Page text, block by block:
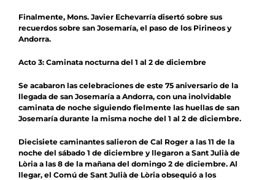
Finalmente, Mons. Javier Echevarría disertó sobre sus
recuerdos sobre san Josemaría, el paso de los Pirineos y
Andorra.
Acto 3: Caminata nocturna del 1 al 2 de diciembre
Se acabaron las celebraciones de este 75 aniversario de la
llegada de san Josemaría a Andorra, con una inolvidable
caminata de noche siguiendo fielmente las huellas de san
Josemaría durante la misma noche del 1 al 2 de diciembre.
Diecisiete caminantes salieron de Cal Roger a las 11 de la
noche del sábado 1 de diciembre y llegaron a Sant Julià de
Lòria a las 8 de la mañana del domingo 2 de diciembre. Al
llegar, el Comú de Sant Julià de Lòria obsequió a los